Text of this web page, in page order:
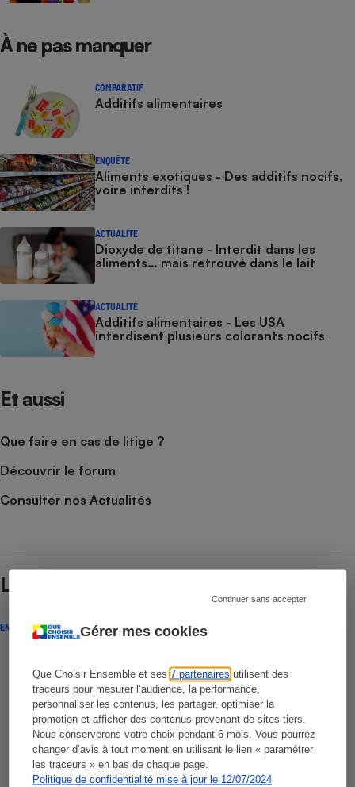
Gérer mes cookies
Que Choisir Ensemble et ses7 partenaires utilisent des
traceurs pour mesurer l’audience, la performance,
personnaliser les contenus, les partager, optimiser la
promotion et afficher des contenus provenant de sites tiers.
Nous conserverons votre choix pendant 6 mois. Vous pourrez
changer d’avis à tout moment en utilisant le lien « paramétrer
les traceurs » en bas de chaque page.
Politique de confidentialité mise à jour le 12/07/2024
Continuer sans accepter
À ne pas manquer
COMPARATIF
Additifs alimentaires
ENQUÊTE
Aliments exotiques - Des additifs nocifs,
voire interdits !
ACTUALITÉ
Dioxyde de titane - Interdit dans les
aliments… mais retrouvé dans le lait
ACTUALITÉ
Additifs alimentaires - Les USA
interdisent plusieurs colorants nocifs
Et aussi
Que faire en cas de litige ?
Découvrir le forum
Consulter nos Actualités
Lire aussi
ENQUÊTE